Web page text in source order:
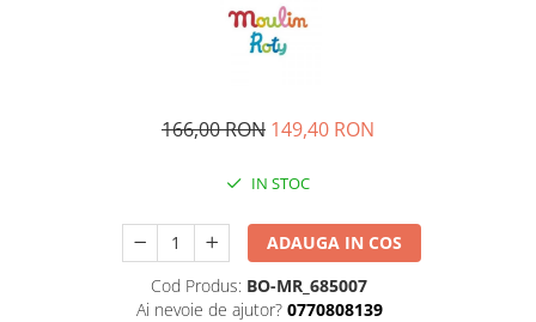
166,00 RON 149,40 RON
IN STOC
ADAUGA IN COS
Cod Produs: BO-MR_685007
Ai nevoie de ajutor? 0770808139